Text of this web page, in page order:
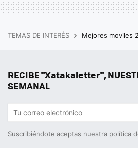
TEMAS DE INTERÉS Mejores moviles
RECIBE "Xatakaletter",
SEMANAL
Suscribiéndote aceptas nuestra política